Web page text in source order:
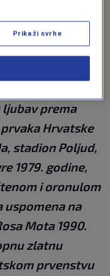
zgradama u
Hajdukom je
nalazi zid
ljubav prema
Hrvatske
stadion Poljud,
1979. godine,
i oronulom
na
Mota 1990.
zlatnu
prvenstvu
Prikaži svrhe